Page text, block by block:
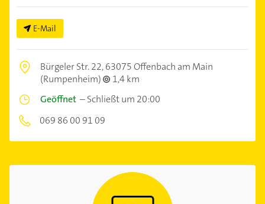
E-Mail
Bürgeler Str. 22,63075 Offenbach am Main
(Rumpenheim)
1,4 km
Geöffnet –Schließt um 20:00
069 86 00 91 09